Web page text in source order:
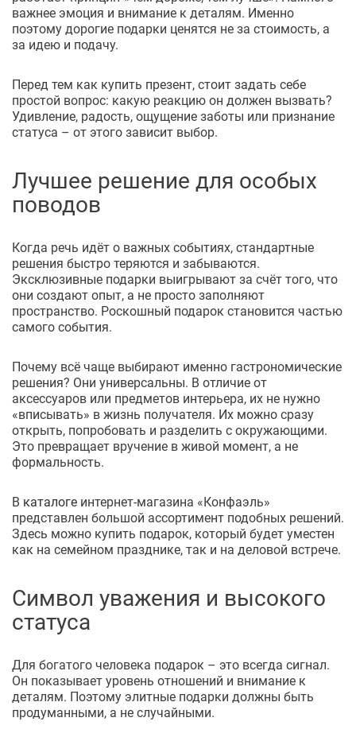
важнее эмоция и внимание к деталям. Именно
поэтому дорогие подарки ценятся не за стоимость, а
за идею и подачу.
Перед тем как купить презент, стоит задать себе
простой вопрос: какую реакцию он должен вызвать?
Удивление, радость, ощущение заботы или признание
статуса – от этого зависит выбор.
Лучшее решение для особых
поводов
Когда речь идёт о важных событиях, стандартные
решения быстро теряются и забываются.
Эксклюзивные подарки выигрывают за счёт того, что
они создают опыт, а не просто заполняют
пространство. Роскошный подарок становится частью
самого события.
Почему всё чаще выбирают именно гастрономические
решения? Они универсальны. В отличие от
аксессуаров или предметов интерьера, их не нужно
«вписывать» в жизнь получателя. Их можно сразу
открыть, попробовать и разделить с окружающими.
Это превращает вручение в живой момент, а не
формальность.
В каталоге интернет-магазина «Конфаэль»
представлен большой ассортимент подобных решений.
Здесь можно купить подарок, который будет уместен
как на семейном празднике, так и на деловой встрече.
Символ уважения и высокого
статуса
Для богатого человека подарок – это всегда сигнал.
Он показывает уровень отношений и внимание к
деталям. Поэтому элитные подарки должны быть
продуманными, а не случайными.